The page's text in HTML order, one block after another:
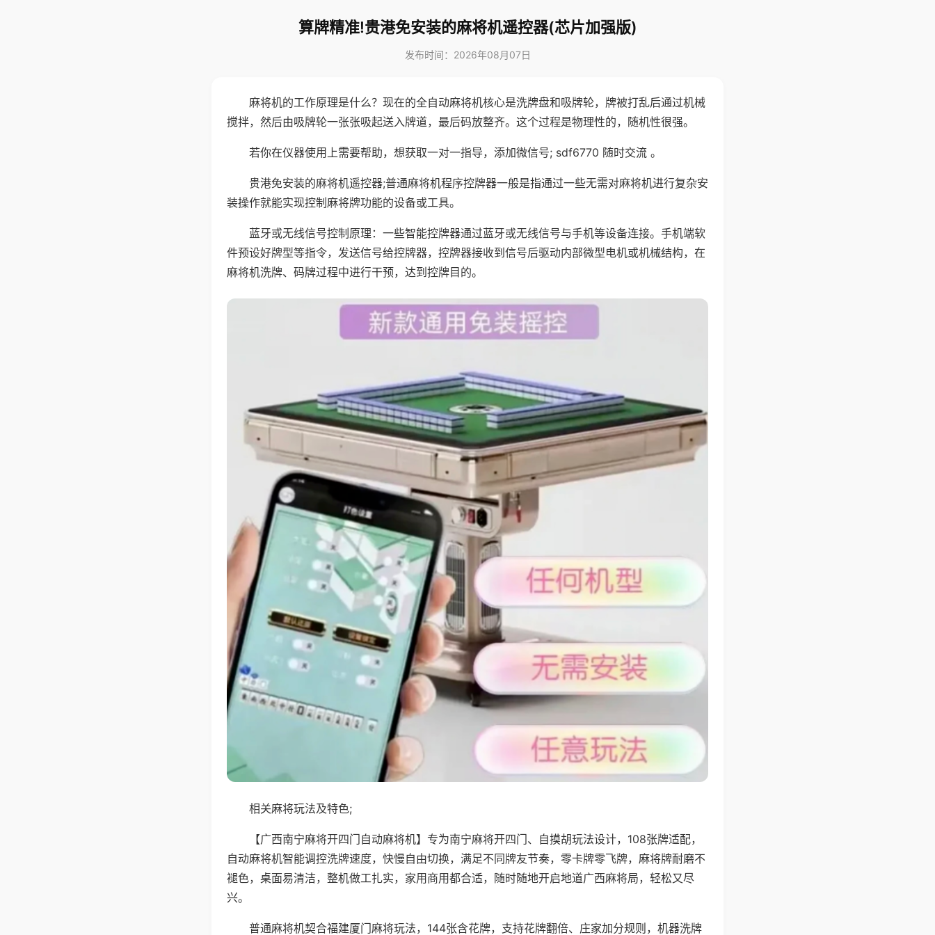
算牌精准!贵港免安装的麻将机遥控器(芯片加强版)
发布时间：2026年08月07日
麻将机的工作原理是什么？现在的全自动麻将机核心是洗牌盘和吸牌轮，牌被打乱后通过机械
搅拌，然后由吸牌轮一张张吸起送入牌道，最后码放整齐。这个过程是物理性的，随机性很强。
若你在仪器使用上需要帮助，想获取一对一指导，添加微信号; sdf6770 随时交流 。
贵港免安装的麻将机遥控器;普通麻将机程序控牌器一般是指通过一些无需对麻将机进行复杂安
装操作就能实现控制麻将牌功能的设备或工具。
蓝牙或无线信号控制原理：一些智能控牌器通过蓝牙或无线信号与手机等设备连接。手机端软
件预设好牌型等指令，发送信号给控牌器，控牌器接收到信号后驱动内部微型电机或机械结构，在
麻将机洗牌、码牌过程中进行干预，达到控牌目的。
相关麻将玩法及特色;
【广西南宁麻将开四门自动麻将机】专为南宁麻将开四门、自摸胡玩法设计，108张牌适配，
自动麻将机智能调控洗牌速度，快慢自由切换，满足不同牌友节奏，零卡牌零飞牌，麻将牌耐磨不
褪色，桌面易清洁，整机做工扎实，家用商用都合适，随时随地开启地道广西麻将局，轻松又尽
兴。
普通麻将机契合福建厦门麻将玩法，144张含花牌，支持花牌翻倍、庄家加分规则，机器洗牌